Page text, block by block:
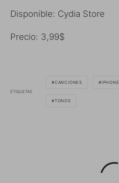
Disponible: Cydia Store
Precio: 3,99$
ETIQUETAS
CANCIONES IPHONE
TONOS